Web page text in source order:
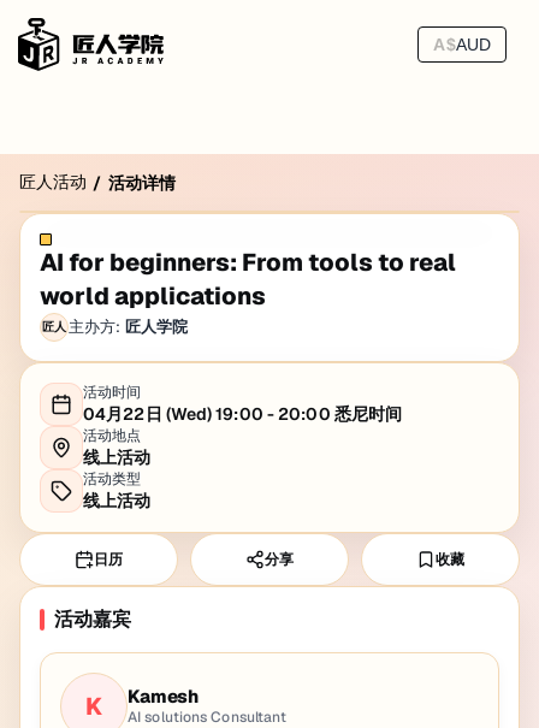
A$AUD
匠人活动 / 活动详情
AI for beginners: From tools to real
world applications
匠人 主办方: 匠人学院
活动时间
04月22日 (Wed) 19:00 - 20:00 悉尼时间
活动地点
线上活动
活动类型
线上活动
日历 分享 收藏
活动嘉宾
K Kamesh
AI solutions Consultant